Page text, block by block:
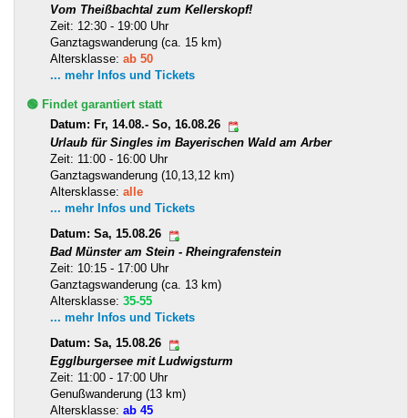
Vom Theißbachtal zum Kellerskopf!
Zeit: 12:30 - 19:00 Uhr
Ganztagswanderung (ca. 15 km)
Altersklasse: ab 50
... mehr Infos und Tickets
🟢 Findet garantiert statt
Datum: Fr, 14.08.- So, 16.08.26
Urlaub für Singles im Bayerischen Wald am Arber
Zeit: 11:00 - 16:00 Uhr
Ganztagswanderung (10,13,12 km)
Altersklasse: alle
... mehr Infos und Tickets
Datum: Sa, 15.08.26
Bad Münster am Stein - Rheingrafenstein
Zeit: 10:15 - 17:00 Uhr
Ganztagswanderung (ca. 13 km)
Altersklasse: 35-55
... mehr Infos und Tickets
Datum: Sa, 15.08.26
Egglburgersee mit Ludwigsturm
Zeit: 11:00 - 17:00 Uhr
Genußwanderung (13 km)
Altersklasse: ab 45